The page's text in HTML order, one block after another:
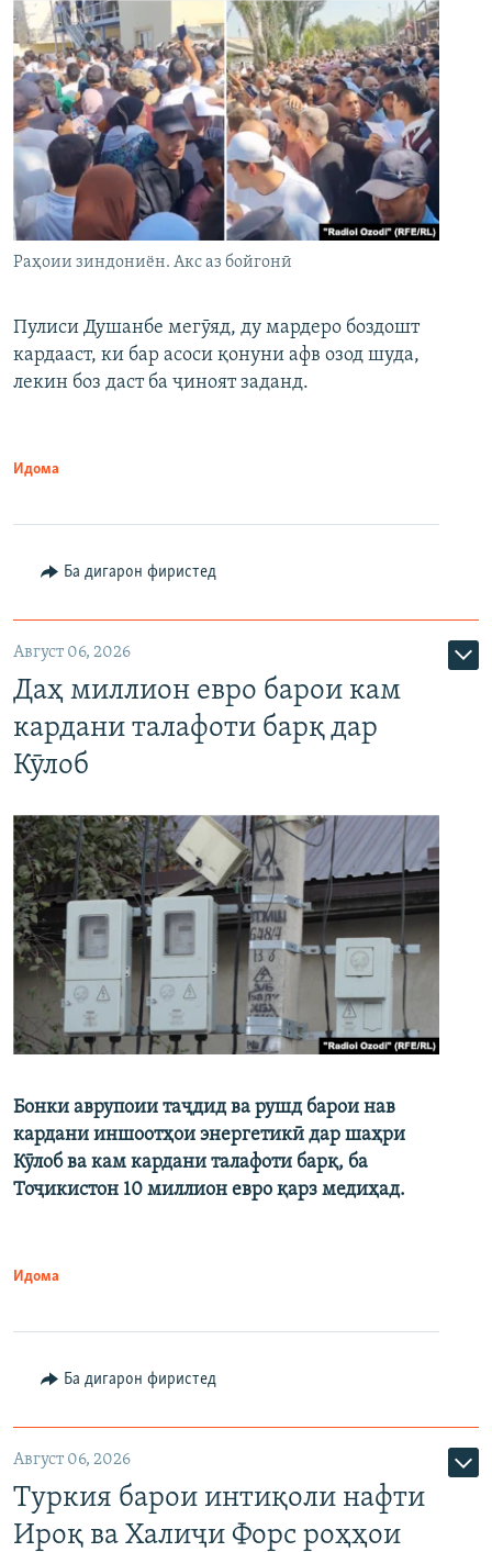
Раҳоии зиндониён. Акс аз бойгонӣ
Пулиси Душанбе мегӯяд, ду мардеро боздошт
кардааст, ки бар асоси қонуни афв озод шуда,
лекин боз даст ба ҷиноят заданд.
Идома
Ба дигарон фиристед
Август 06, 2026
Даҳ миллион евро барои кам
кардани талафоти барқ дар
Кӯлоб
Бонки аврупоии таҷдид ва рушд барои нав
кардани иншоотҳои энергетикӣ дар шаҳри
Кӯлоб ва кам кардани талафоти барқ, ба
Тоҷикистон 10 миллион евро қарз медиҳад.
Идома
Ба дигарон фиристед
Август 06, 2026
Туркия барои интиқоли нафти
Ироқ ва Халиҷи Форс роҳҳои